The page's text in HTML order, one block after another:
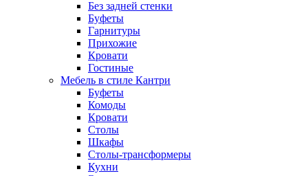
Без задней стенки
Буфеты
Гарнитуры
Прихожие
Кровати
Гостиные
Мебель в стиле Кантри
Буфеты
Комоды
Кровати
Столы
Шкафы
Столы-трансформеры
Кухни